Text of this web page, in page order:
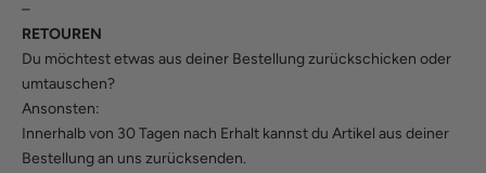
–
RETOUREN
Du möchtest etwas aus deiner Bestellung zurückschicken oder
umtauschen?
Ansonsten:
Innerhalb von 30 Tagen nach Erhalt kannst du Artikel aus deiner
Bestellung an uns zurücksenden.